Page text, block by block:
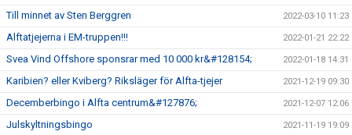
Till minnet av Sten Berggren 2022-03-10 11:23
Alftatjejerna i EM-truppen!!! 2022-01-21 22:22
Svea Vind Offshore sponsrar med 10 000 kr&#128154; 2022-01-18 14:31
Karibien? eller Kviberg? Riksläger för Alfta-tjejer 2021-12-19 09:30
Decemberbingo i Alfta centrum&#127876; 2021-12-07 12:06
Julskyltningsbingo 2021-11-19 19:09